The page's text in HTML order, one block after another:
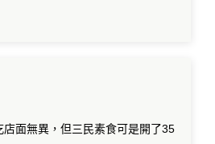
店面無異，但三民素食可是開了35